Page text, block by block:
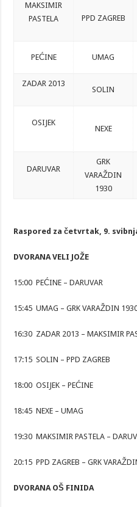
MAKSIMIR
PASTELA
PPD ZAGREB
PEĆINE UMAG
ZADAR 2013
SOLIN
OSIJEK
NEXE
DARUVAR
GRK
VARAŽDIN
1930
Raspored za četvrtak, 9.
DVORANA VELI JOŽE
15:00 PEĆINE – DARUVAR
15:45 UMAG – GRK VARAŽDIN
16:30 ZADAR 2013 – MAKSIMIR
17:15 SOLIN – PPD ZAGREB
18:00 OSIJEK – PEĆINE
18:45 NEXE – UMAG
19:30 MAKSIMIR PASTELA –
20:15 PPD ZAGREB – GRK
DVORANA OŠ FINIDA